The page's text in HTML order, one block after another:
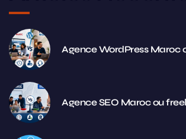
Agence WordPress Maroc
Agence SEO Maroc ou